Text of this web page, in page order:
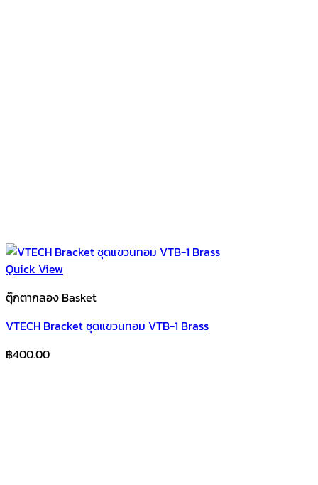
Quick View
ตุ๊กตากลอง Basket
VTECH Bracket ชุดแขวนทอม VTB-1 Brass
฿400.00